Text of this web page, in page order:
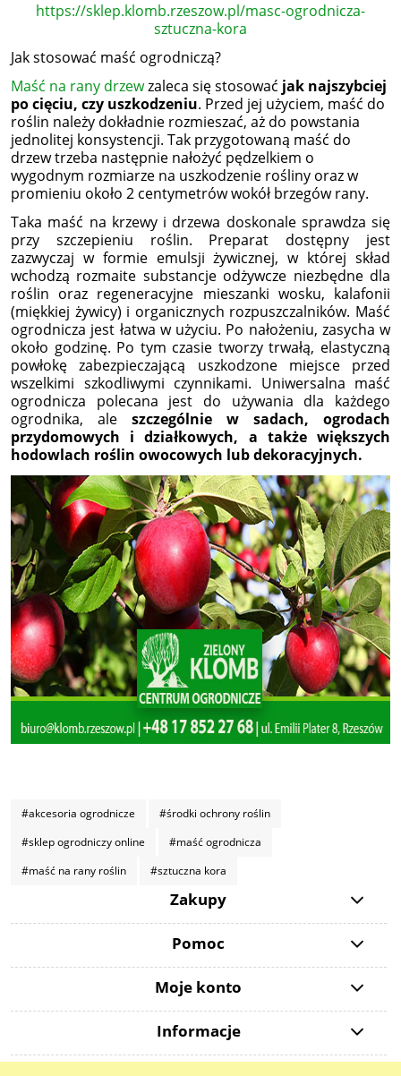
https://sklep.klomb.rzeszow.pl/masc-ogrodnicza-
sztuczna-kora
Jak stosować maść ogrodniczą?
Maść na rany drzewzaleca się stosować jak najszybciej
po cięciu, czy uszkodzeniu. Przed jej użyciem, maść do
roślin należy dokładnie rozmieszać, aż do powstania
jednolitej konsystencji. Tak przygotowaną maść do
drzew trzeba następnie nałożyć pędzelkiem o
wygodnym rozmiarze na uszkodzenie rośliny oraz w
promieniu około 2 centymetrów wokół brzegów rany.
Taka maść na krzewy i drzewa doskonale sprawdza się
przy szczepieniu roślin. Preparat dostępny jest
zazwyczaj w formie emulsji żywicznej, w której skład
wchodzą rozmaite substancje odżywcze niezbędne dla
roślin oraz regeneracyjne mieszanki wosku, kalafonii
(miękkiej żywicy) i organicznych rozpuszczalników. Maść
ogrodnicza jest łatwa w użyciu. Po nałożeniu, zasycha w
około godzinę. Po tym czasie tworzy trwałą, elastyczną
powłokę zabezpieczającą uszkodzone miejsce przed
wszelkimi szkodliwymi czynnikami. Uniwersalna maść
ogrodnicza polecana jest do używania dla każdego
ogrodnika, ale szczególnie w sadach, ogrodach
przydomowych i działkowych, a także większych
hodowlach roślin owocowych lub dekoracyjnych.
#akcesoria ogrodnicze
#środki ochrony roślin
#sklep ogrodniczy online
#maść ogrodnicza
#maść na rany roślin
#sztuczna kora
Zakupy
Pomoc
Moje konto
Informacje